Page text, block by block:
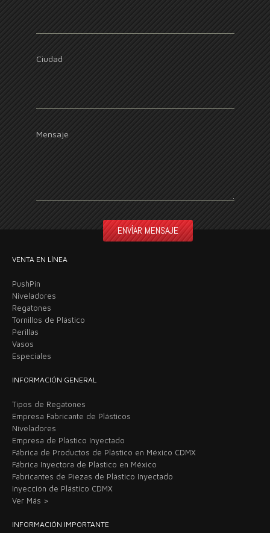
Ciudad
Mensaje
VENTA EN LÍNEA
PushPin
Niveladores
Regatones
Tornillos de Plástico
Perillas
Vasos
Especiales
INFORMACIÓN GENERAL
Tipos de Regatones
Empresa Fabricante de Plásticos
Niveladores
Empresa de Plástico Inyectado
Fábrica de Productos de Plástico en México CDMX
Fábrica Inyectora de Plástico en México
Fabricantes de Piezas de Plástico Inyectado
Inyección de Plástico CDMX
Ver Más >
INFORMACIÓN IMPORTANTE